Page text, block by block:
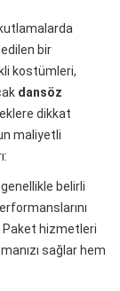
bir
kostümleri,
dansöz
dikkat
maliyetli
belirli
Paket hizmetleri
sağlar hem